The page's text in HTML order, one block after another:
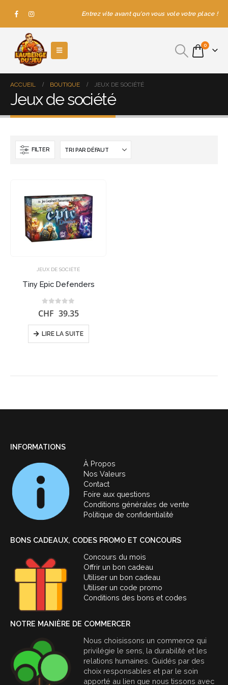
Entrez vite avant qu'on vous vole votre place !
0
ACCUEIL BOUTIQUE JEUX DE SOCIÉTÉ
Jeux de société
FILTER
JEUX DE SOCIÉTÉ
Tiny Epic Defenders
0sur 5
CHF 39.35
LIRE LA SUITE
INFORMATIONS
À Propos
Nos Valeurs
Contact
Foire aux questions
Conditions générales de vente
Politique de confidentialité
BONS CADEAUX, CODES PROMO ET CONCOURS
Concours du mois
Offrir un bon cadeau
Utiliser un bon cadeau
Utiliser un code promo
Conditions des bons et codes
NOTRE MANIÈRE DE COMMERCER
Nous choisissons un commerce qui
privilégie le sens, la durabilité et les
relations humaines. Guidés par des
choix responsables et par le soin
apporté au lien que nous tissons avec